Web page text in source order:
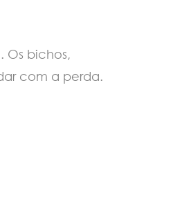
Os bichos,
com a perda.